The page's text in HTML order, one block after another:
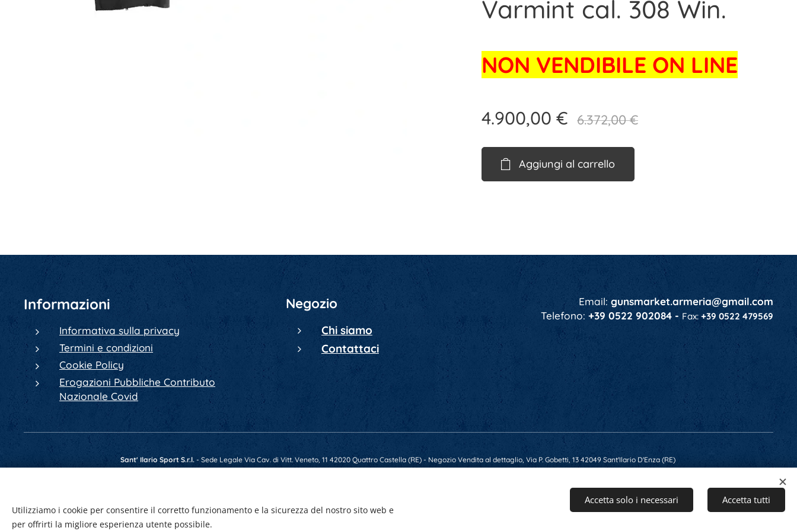
Varmint cal. 308 Win.
NON VENDIBILE ON LINE
4.900,00 € 6.372,00€
Aggiungi al carrello
Informazioni
Informativa sulla privacy
Termini e condizioni
Cookie Policy
Erogazioni Pubbliche Contributo
Nazionale Covid
Negozio
Chi siamo
Contattaci
Email: gunsmarket.armeria@gmail.com
Telefono: +39 0522 902084 - Fax: +39 0522 479569
Sant' Ilario Sport S.r.l.- Sede Legale Via Cav. di Vitt. Veneto, 11 42020 Quattro Castella (RE) - Negozio Vendita al dettaglio, Via P. Gobetti, 13 42049 Sant'Ilario D'Enza (RE)
Utilizziamo i cookie per consentire il corretto funzionamento e la sicurezza del nostro sito web e
per offrirti la migliore esperienza utente possibile.
Accetta solo i necessari Accetta tutti